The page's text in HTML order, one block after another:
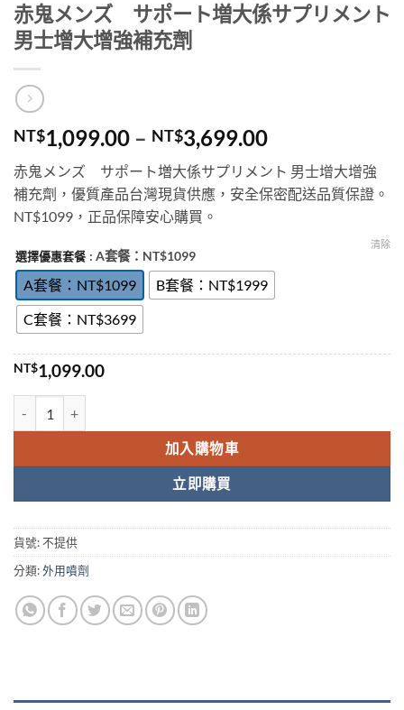
赤鬼メンズ サポート増大係サプリメント
男士增大增強補充劑
NT$1,099.00 – NT$3,699.00價
範
圍：
NT$3,699.00
赤鬼メンズ サポート増大係サプリメント 男士增大增強
補充劑，優質產品台灣現貨供應，安全保密配送品質保證。
NT$1099，正品保障安心購買。
選擇優惠套餐 : A套餐：NT$1099
A套餐：NT$1099
B套餐：NT$1999
C套餐：NT$3699
清除
NT$1,099.00
加入購物車
立即購買
貨號:不提供
分類:外用噴劑